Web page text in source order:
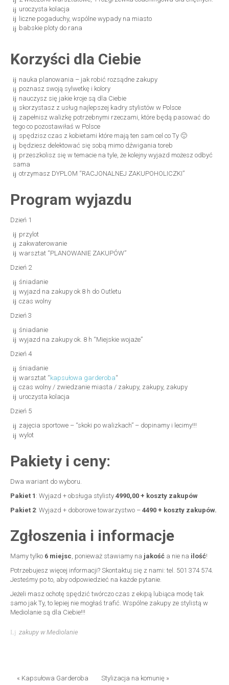
uroczysta kolacja
liczne pogaduchy, wspólne wypady na miasto
babskie ploty do rana
Korzyści dla Ciebie
nauka planowania – jak robić rozsądne zakupy
poznasz swoją sylwetkę i kolory
nauczysz się jakie kroje są dla Ciebie
skorzystasz z usług najlepszej kadry stylistów w Polsce
zapełnisz walizkę potrzebnymi rzeczami, które będą pasować do
tego co pozostawiłaś w Polsce
spędzisz czas z kobietami które mają ten sam cel co Ty 🙂
będziesz delektować się sobą mimo dźwigania toreb
przeszkolisz się w temacie na tyle, że kolejny wyjazd możesz odbyć
sama
otrzymasz DYPLOM “RACJONALNEJ ZAKUPOHOLICZKI”
Program wyjazdu
Dzień 1
przylot
zakwaterowanie
warsztat “PLANOWANIE ZAKUPÓW”
Dzień 2
śniadanie
wyjazd na zakupy ok 8 h do Outletu
czas wolny
Dzień 3
śniadanie
wyjazd na zakupy ok. 8 h “Miejskie wojaże”
Dzień 4
śniadanie
warsztat “kapsułowa garderoba“
czas wolny / zwiedzanie miasta / zakupy, zakupy, zakupy
uroczysta kolacja
Dzień 5
zajęcia sportowe – “skoki po walizkach” – dopinamy i lecimy!!!
wylot
Pakiety i ceny:
Dwa wariant do wyboru.
Pakiet 1 : Wyjazd + obsługa stylisty 4990,00 + koszty zakupów
Pakiet 2: Wyjazd + doborowe towarzystwo – 4490 + koszty zakupów.
Zgłoszenia i informacje
Mamy tylko 6 miejsc , ponieważ stawiamy na jakość a nie na ilość!
Potrzebujesz więcej informacji? Skontaktuj się z nami: tel. 501 374 574.
Jesteśmy po to, aby odpowiedzieć na każde pytanie.
Jeżeli masz ochotę spędzić twórczo czas z ekipą lubiąca modę tak
samo jak Ty, to lepiej nie mogłaś trafić. Wspólne zakupy ze stylistą w
Mediolanie są dla Ciebie!!!
zakupy w Mediolanie
« Kapsułowa Garderoba Stylizacja na komunię »